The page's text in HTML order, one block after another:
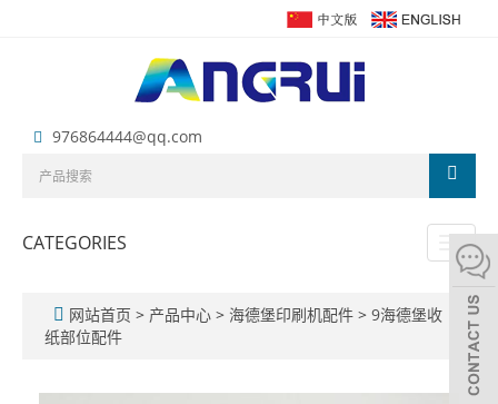
976864444@qq.com
Toggle
CATEGORIES
网站首页 > 产品中心 > 海德堡印刷机配件 > 9海德堡收
纸部位配件